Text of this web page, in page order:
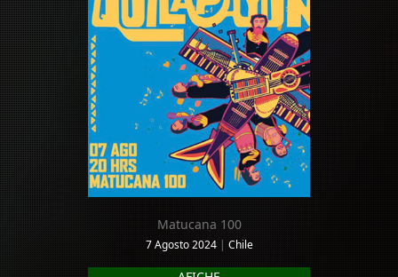
Matucana 100
7 Agosto 2024 | Chile